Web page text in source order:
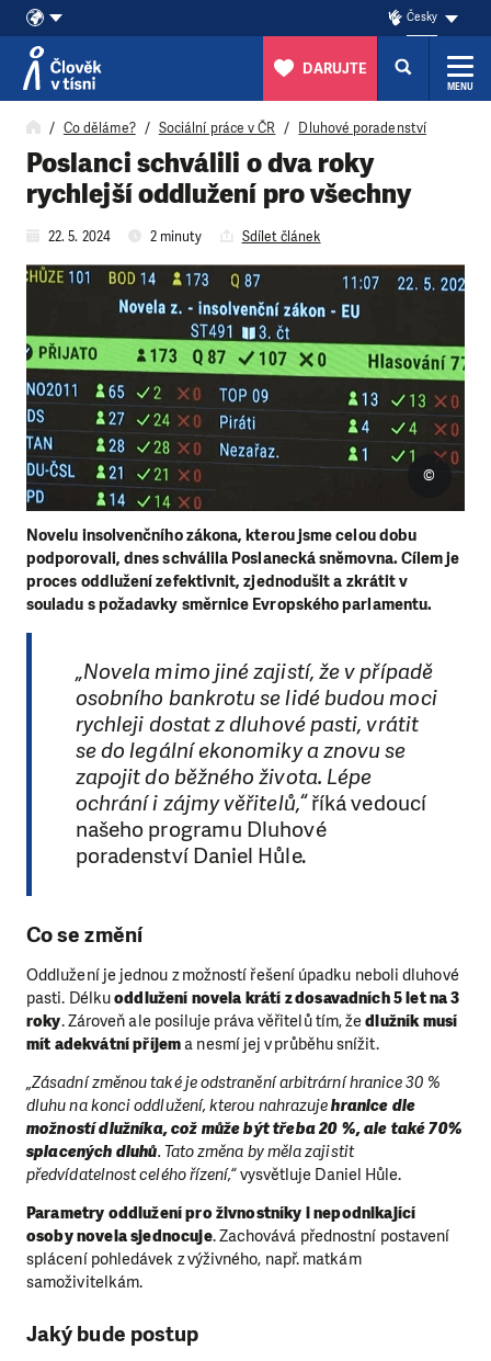
Přeskočit na obsah
Česky
DARUJTE
MENU
Co děláme? Sociální práce v ČR Dluhové poradenství
Poslanci schválili o dva roky
rychlejší oddlužení pro všechny
22. 5. 2024 2 minuty Sdílet článek
Novelu insolvenčního zákona, kterou jsme celou dobu
podporovali, dnes schválila Poslanecká sněmovna. Cílem je
proces oddlužení zefektivnit, zjednodušit a zkrátit v
souladu s požadavky směrnice Evropského parlamentu.
©
„Novela mimo jiné zajistí, že v případě
osobního bankrotu se lidé budou moci
rychleji dostat z dluhové pasti, vrátit
se do legální ekonomiky a znovu se
zapojit do běžného života. Lépe
ochrání i zájmy věřitelů,“říká vedoucí
našeho programu Dluhové
poradenství Daniel Hůle.
Co se změní
Oddlužení je jednou z možností řešení úpadku neboli dluhové
pasti. Délkuoddlužení novela krátí z dosavadních 5 let na 3
roky. Zároveň ale posiluje práva věřitelů tím, žedlužník musí
mít adekvátní příjema nesmí jej v průběhu snížit.
„Zásadní změnou také je odstranění arbitrární hranice 30 %
dluhu na konci oddlužení, kterou nahrazujehranice dle
možností dlužníka, což může být třeba 20 %, ale také 70%
splacených dluhů. Tato změna by měla zajistit
předvídatelnost celého řízení,“vysvětluje Daniel Hůle.
Parametry oddlužení pro živnostníky i nepodnikající
osoby novela sjednocuje. Zachovává přednostní postavení
splácení pohledávek z výživného, např. matkám
samoživitelkám.
Jaký bude postup